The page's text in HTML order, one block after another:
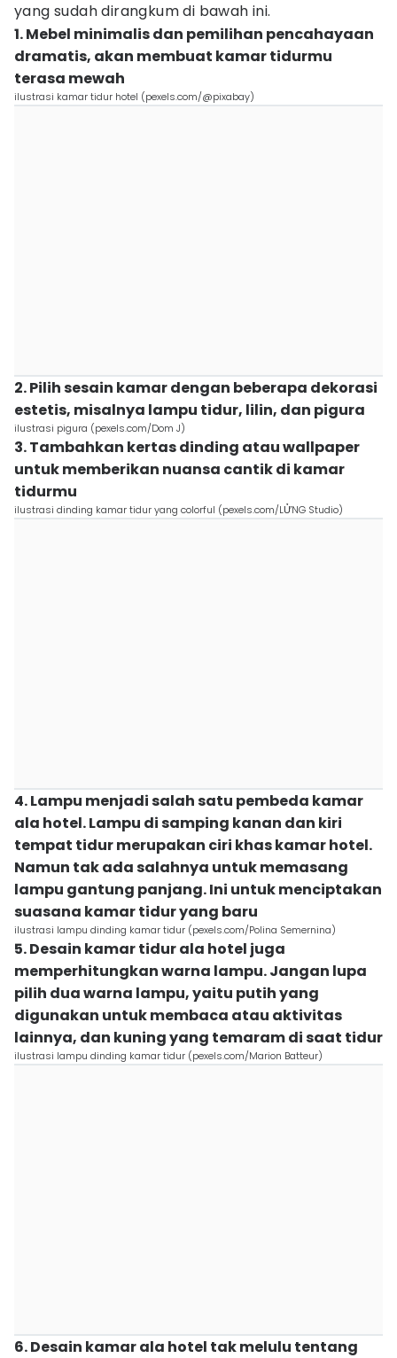
yang sudah dirangkum di bawah ini.
1. Mebel minimalis dan pemilihan pencahayaan
dramatis, akan membuat kamar tidurmu
terasa mewah
ilustrasi kamar tidur hotel (pexels.com/@pixabay)
2. Pilih sesain kamar dengan beberapa dekorasi
estetis, misalnya lampu tidur, lilin, dan pigura
ilustrasi pigura (pexels.com/Dom J)
3. Tambahkan kertas dinding atau wallpaper
untuk memberikan nuansa cantik di kamar
tidurmu
ilustrasi dinding kamar tidur yang colorful (pexels.com/LỬNG Studio)
4. Lampu menjadi salah satu pembeda kamar
ala hotel. Lampu di samping kanan dan kiri
tempat tidur merupakan ciri khas kamar hotel.
Namun tak ada salahnya untuk memasang
lampu gantung panjang. Ini untuk menciptakan
suasana kamar tidur yang baru
ilustrasi lampu dinding kamar tidur (pexels.com/Polina Semernina)
5. Desain kamar tidur ala hotel juga
memperhitungkan warna lampu. Jangan lupa
pilih dua warna lampu, yaitu putih yang
digunakan untuk membaca atau aktivitas
lainnya, dan kuning yang temaram di saat tidur
ilustrasi lampu dinding kamar tidur (pexels.com/Marion Batteur)
6. Desain kamar ala hotel tak melulu tentang